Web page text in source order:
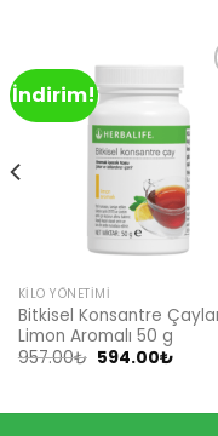
İndirim!
KILO YÖNETIMI
Bitkisel Konsantre
Limon Aromalı 50 g
957.00₺ Orijinal
594.00₺Şu